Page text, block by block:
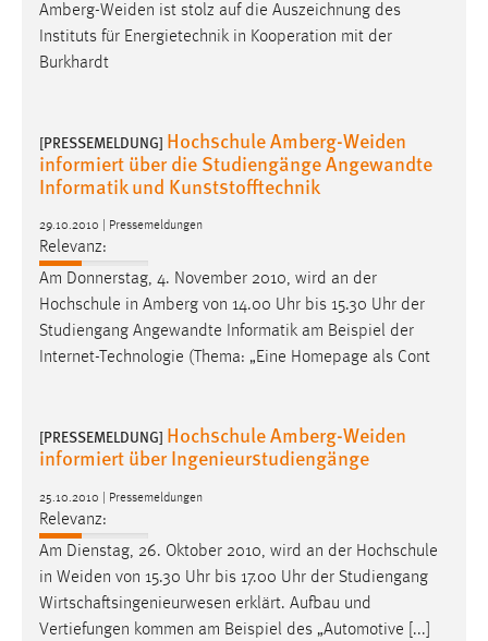
Amberg-Weiden ist stolz auf die Auszeichnung des
Instituts für Energietechnik in Kooperation mit der
Burkhardt
[PRESSEMELDUNG] Hochschule Amberg-Weiden
informiert über die Studiengänge Angewandte
Informatik und Kunststofftechnik
29.10.2010 | Pressemeldungen
Relevanz:
Am Donnerstag, 4. November 2010, wird an der
Hochschule in Amberg von 14.00 Uhr bis 15.30 Uhr der
Studiengang Angewandte Informatik am Beispiel der
Internet-Technologie (Thema: „Eine Homepage als Cont
[PRESSEMELDUNG] Hochschule Amberg-Weiden
informiert über Ingenieurstudiengänge
25.10.2010 | Pressemeldungen
Relevanz:
Am Dienstag, 26. Oktober 2010, wird an der Hochschule
in Weiden von 15.30 Uhr bis 17.00 Uhr der Studiengang
Wirtschaftsingenieurwesen erklärt. Aufbau und
Vertiefungen kommen am Beispiel des „Automotive [...]